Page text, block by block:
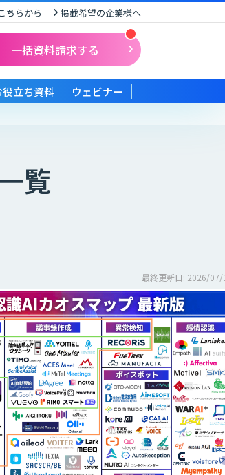
ちらから 掲載希望の企業様へ
一括資料請求する
役立ち資料 ウェビナー
覧
最終更新日: 2026/07/